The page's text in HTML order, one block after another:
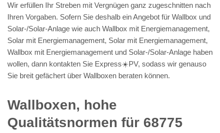
Wir erfüllen Ihr Streben mit Vergnügen ganz zugeschnitten nach
Ihren Vorgaben. Sofern Sie deshalb ein Angebot für Wallbox und
Solar-/Solar-Anlage wie auch Wallbox mit Energiemanagement,
Solar mit Energiemanagement, Solar mit Energiemanagement,
Wallbox mit Energiemanagement und Solar-/Solar-Anlage haben
wollen, dann kontakten Sie Express☀️PV️, sodass wir genauso
Sie breit gefächert über Wallboxen beraten können.
Wallboxen, hohe
Qualitätsnormen für 68775